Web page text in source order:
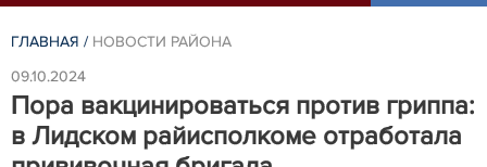
ГЛАВНАЯ / НОВОСТИ РАЙОНА
09.10.2024
Пора вакцинироваться против гриппа:
в Лидском райисполкоме отработала